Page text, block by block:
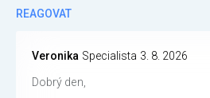
REAGOVAT
Veronika Specialista 3. 8. 2026
Dobrý den,